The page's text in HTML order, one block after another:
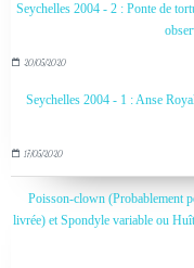
Seychelles 2004 - 2 : Ponte de
20/05/2020
Seychelles 2004 - 1 : Anse
17/05/2020
Poisson-clown (Probablement
livrée) et Spondyle variable ou